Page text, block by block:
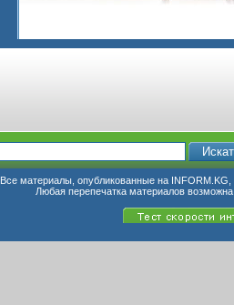
Все материалы, опубликованные на INFORM.KG,
Любая перепечатка материалов